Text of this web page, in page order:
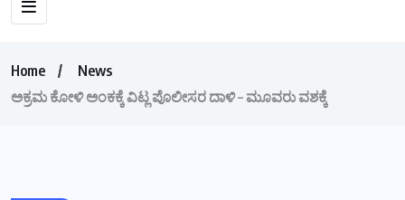
Home
News
ಅಕ್ರಮ ಕೋಳಿ ಅಂಕಕ್ಕೆ ವಿಟ್ಲ ಪೊಲೀಸರ ದಾಳಿ – ಮೂವರು ವಶಕ್ಕೆ